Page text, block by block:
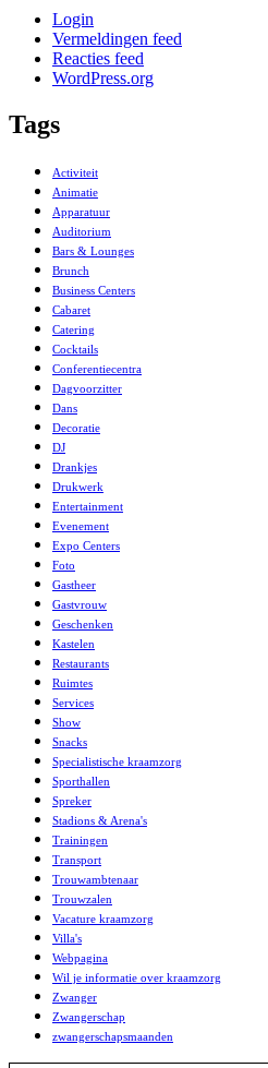
Login
Vermeldingen feed
Reacties feed
WordPress.org
Tags
Activiteit
Animatie
Apparatuur
Auditorium
Bars & Lounges
Brunch
Business Centers
Cabaret
Catering
Cocktails
Conferentiecentra
Dagvoorzitter
Dans
Decoratie
DJ
Drankjes
Drukwerk
Entertainment
Evenement
Expo Centers
Foto
Gastheer
Gastvrouw
Geschenken
Kastelen
Restaurants
Ruimtes
Services
Show
Snacks
Specialistische kraamzorg
Sporthallen
Spreker
Stadions & Arena's
Trainingen
Transport
Trouwambtenaar
Trouwzalen
Vacature kraamzorg
Villa's
Webpagina
Wil je informatie over kraamzorg
Zwanger
Zwangerschap
zwangerschapsmaanden